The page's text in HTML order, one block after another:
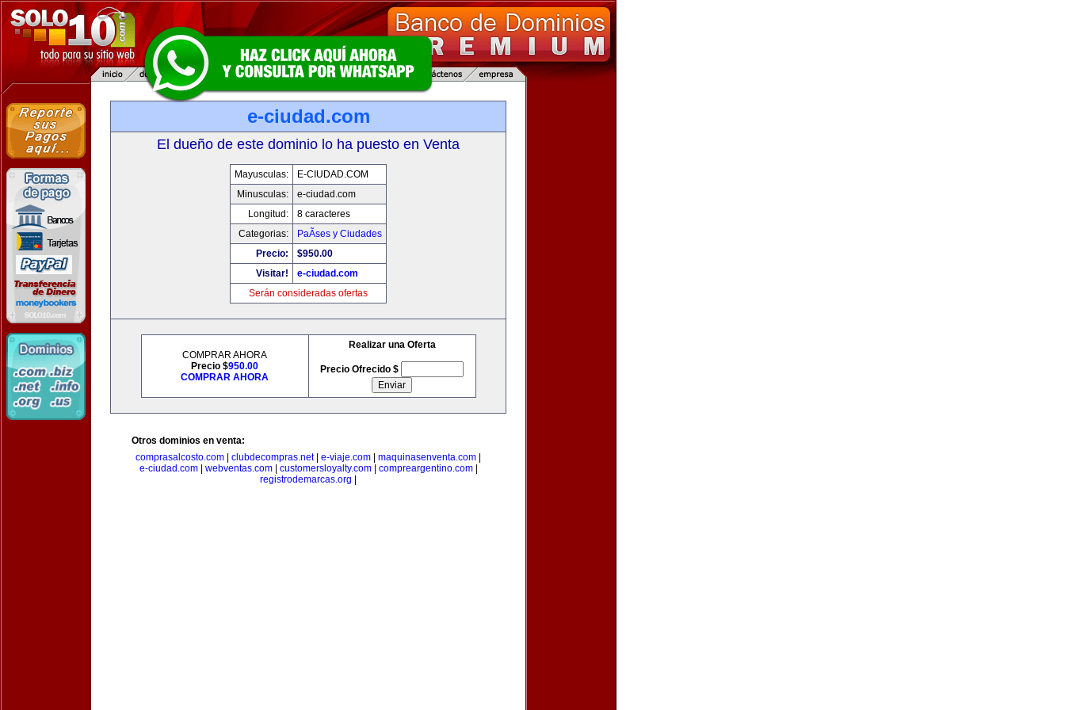
e-ciudad.com
El dueño de este dominio lo ha puesto en Venta
Mayusculas:
E-CIUDAD.COM
Minusculas:
e-ciudad.com
Longitud:
8 caracteres
Categorias:
PaÃ­ses y Ciudades
Precio:
$950.00
Visitar!
e-ciudad.com
Serán consideradas ofertas
COMPRAR AHORA
Precio $950.00
COMPRAR AHORA
Realizar una Oferta
Precio Ofrecido $
Otros dominios en venta:
comprasalcosto.com
clubdecompras.net| e-viaje.com maquinasenventa.com
e-ciudad.com| webventas.com| customersloyalty.com| compreargentino.com|
registrodemarcas.org